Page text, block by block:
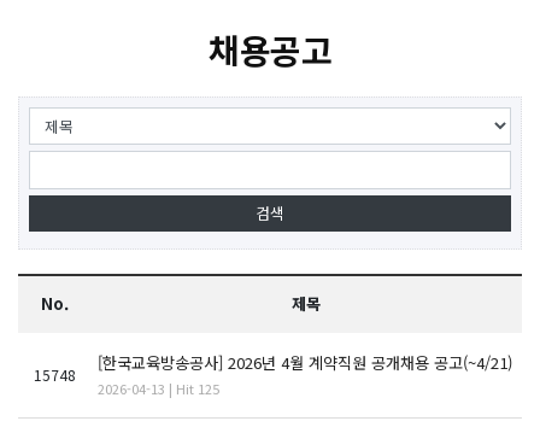
채용공고
No. 제목
15748
[한국교육방송공사] 2026년 4월 계약직원 공개채용 공고(~4/21)
2026-04-13 | Hit 125